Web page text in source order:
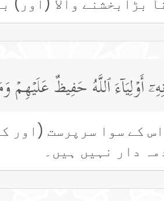
أَوۡلِیَاۤءَ ٱللَّهُ حَفِیظٌ عَلَیۡهِمۡ
کے سوا سرپرست (اور
دار نہیں ہیں۔